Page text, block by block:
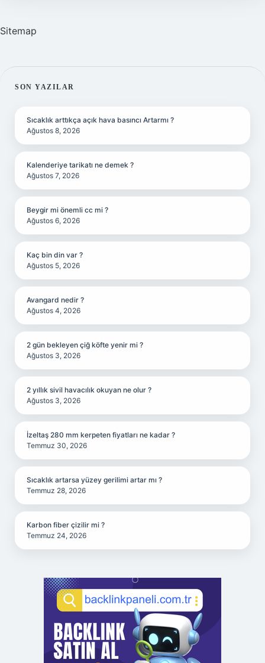
Sitemap
SIDEBAR
SON YAZILAR
Sıcaklık arttıkça açık hava basıncı Artarmı ?
Ağustos 8, 2026
Kalenderiye tarikatı ne demek ?
Ağustos 7, 2026
Beygir mi önemli cc mi ?
Ağustos 6, 2026
Kaç bin din var ?
Ağustos 5, 2026
Avangard nedir ?
Ağustos 4, 2026
2 gün bekleyen çiğ köfte yenir mi ?
Ağustos 3, 2026
2 yıllık sivil havacılık okuyan ne olur ?
Ağustos 3, 2026
İzeltaş 280 mm kerpeten fiyatları ne kadar ?
Temmuz 30, 2026
Sıcaklık artarsa yüzey gerilimi artar mı ?
Temmuz 28, 2026
Karbon fiber çizilir mi ?
Temmuz 24, 2026